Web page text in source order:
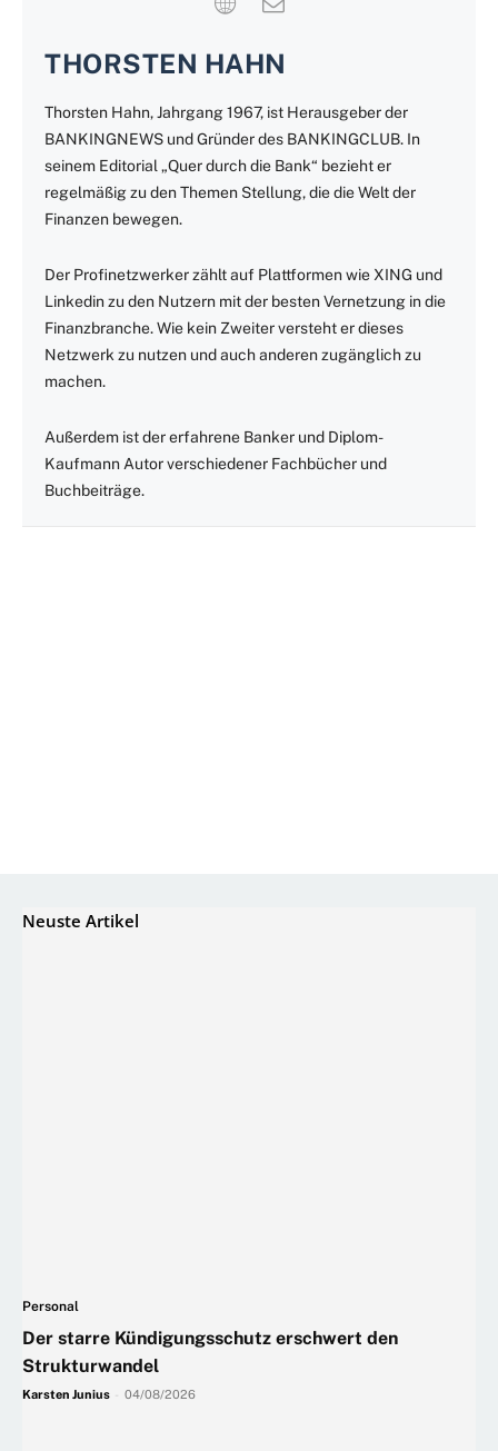
THORSTEN HAHN
Thorsten Hahn, Jahrgang 1967, ist Herausgeber der
BANKINGNEWS und Gründer des BANKINGCLUB. In
seinem Editorial „Quer durch die Bank“ bezieht er
regelmäßig zu den Themen Stellung, die die Welt der
Finanzen bewegen.
Der Profinetzwerker zählt auf Plattformen wie XING und
Linkedin zu den Nutzern mit der besten Vernetzung in die
Finanzbranche. Wie kein Zweiter versteht er dieses
Netzwerk zu nutzen und auch anderen zugänglich zu
machen.
Außerdem ist der erfahrene Banker und Diplom-
Kaufmann Autor verschiedener Fachbücher und
Buchbeiträge.
Neuste Artikel
Personal
Der starre Kündigungsschutz erschwert den
Strukturwandel
Karsten Junius 04/08/2026